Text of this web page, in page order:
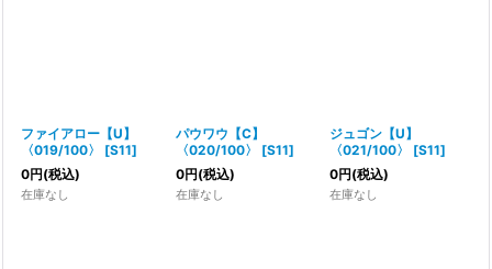
ファイアロー【U】
〈019/100〉
[S11]
0円(税込)
在庫なし
パウワウ【C】
〈020/100〉
[S11]
0円(税込)
在庫なし
ジュゴン【U】
〈021/100〉
[S11]
0円(税込)
在庫なし